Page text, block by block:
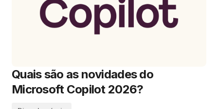
Quais são as novidades do
Microsoft Copilot 2026?